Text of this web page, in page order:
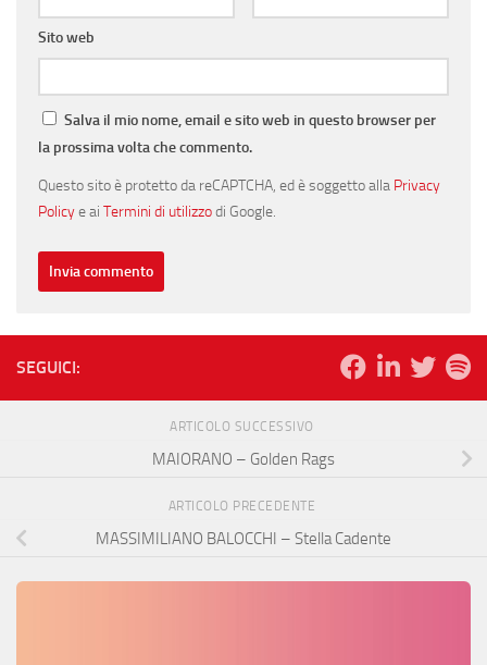
Sito web
Salva il mio nome, email e sito web in questo browser per
la prossima volta che commento.
Questo sito è protetto da reCAPTCHA, ed è soggetto alla Privacy
Policye ai Termini di utilizzodi Google.
SEGUICI:
ARTICOLO SUCCESSIVO
MAIORANO – Golden Rags
ARTICOLO PRECEDENTE
MASSIMILIANO BALOCCHI – Stella Cadente